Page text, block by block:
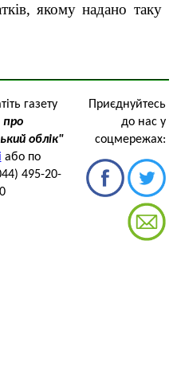
якому надано таку
газету
про
облік"
або по
495-20-
Приєднуйтесь
до нас у
соцмережах: